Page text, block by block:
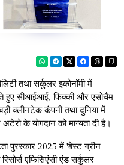
तथा सर्कुलर इकोनॉमी में
हुए सीआईआई, फिक्की और एसोचैम
क्लीनटेक कंपनी तथा दुनिया में
के योगदान को मान्यता दी है।
पुरस्कार 2025 में 'बेस्ट ग्रीन
एफिसिएंसी एंड सर्कुलर